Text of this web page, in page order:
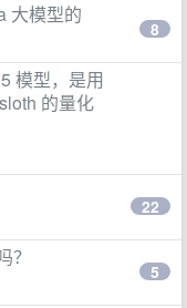
大模型的
8
模型，是用
的量化
22
？
5